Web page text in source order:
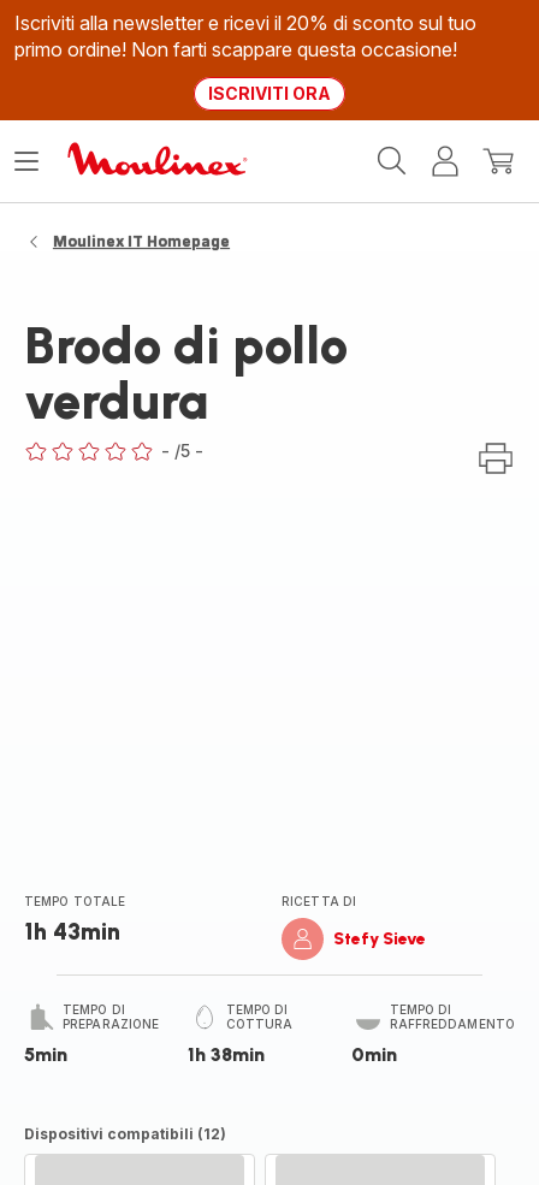
Iscriviti alla newsletter e ricevi il 20% di sconto sul tuo
primo ordine! Non farti scappare questa occasione!
ISCRIVITI ORA
Il
Apri
Moulinex IT Homepage
Brodo di pollo
verdura
- /5 -
TEMPO TOTALE
1h 43min
RICETTA DI
Stefy Sieve
TEMPO DI
PREPARAZIONE
5min
TEMPO DI
COTTURA
1h 38min
TEMPO DI
RAFFREDDAMENTO
0min
Dispositivi compatibili (12)